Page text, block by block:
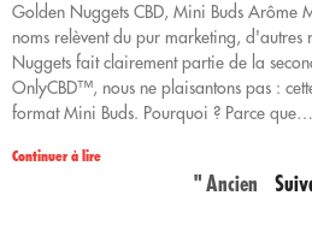
Golden Nuggets CBD, Mini Buds Arôme
noms relèvent du pur marketing,
Nuggets fait clairement partie de la
OnlyCBD™, nous ne plaisantons pas :
format Mini Buds. Pourquoi ? Parce que…
Continuer à lire
" Ancien